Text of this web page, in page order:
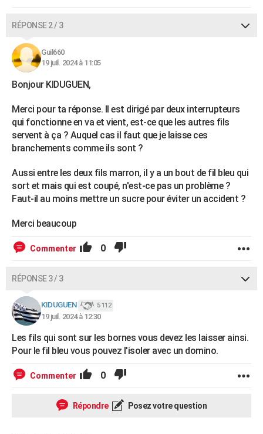
RÉPONSE 2 / 3
Guil660
19 juil. 2024 à 11:05
Bonjour KIDUGUEN,
Merci pour ta réponse. Il est dirigé par deux interrupteurs
qui fonctionne en va et vient, est-ce que les autres fils
servent à ça ? Auquel cas il faut que je laisse ces
branchements comme ils sont ?
Aussi entre les deux fils marron, il y a un bout de fil bleu qui
sort et mais qui est coupé, n'est-ce pas un problème ?
Faut-il au moins mettre un sucre pour éviter un accident ?
Merci beaucoup
Commenter 0
RÉPONSE 3 / 3
KIDUGUEN 5 112
19 juil. 2024 à 12:30
Les fils qui sont sur les bornes vous devez les laisser ainsi.
Pour le fil bleu vous pouvez l'isoler avec un domino.
Commenter 0
Répondre Posez votre question